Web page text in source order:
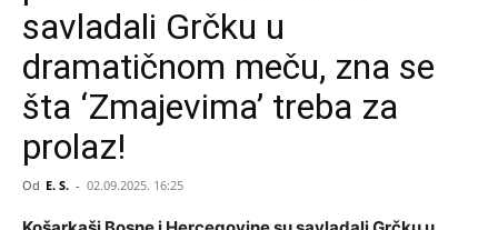
savladali Grčku u
dramatičnom meču, zna se
šta ‘Zmajevima’ treba za
prolaz!
Od E. S. - 02.09.2025. 16:25